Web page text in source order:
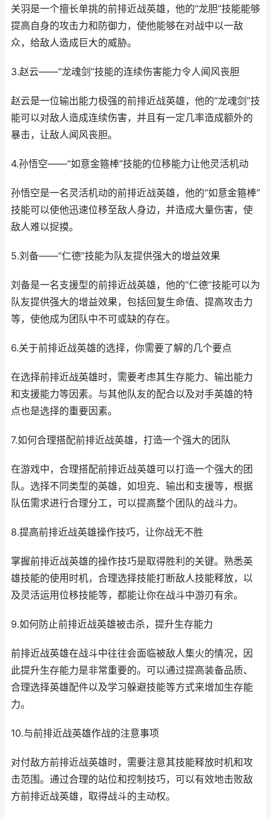
关羽是一个擅长单挑的前排近战英雄，他的“龙胆”技能能够
提高自身的攻击力和防御力，使他能够在对战中以一敌
众，给敌人造成巨大的威胁。
3.赵云——“龙魂剑”技能的连续伤害能力令人闻风丧胆
赵云是一位输出能力极强的前排近战英雄，他的“龙魂剑”技
能可以对敌人造成连续伤害，并且有一定几率造成额外的
暴击，让敌人闻风丧胆。
4.孙悟空——“如意金箍棒”技能的位移能力让他灵活机动
孙悟空是一名灵活机动的前排近战英雄，他的“如意金箍棒”
技能可以使他迅速位移至敌人身边，并造成大量伤害，使
敌人难以捉摸。
5.刘备——“仁德”技能为队友提供强大的增益效果
刘备是一名支援型的前排近战英雄，他的“仁德”技能可以为
队友提供强大的增益效果，包括回复生命值、提高攻击力
等，使他成为团队中不可或缺的存在。
6.关于前排近战英雄的选择，你需要了解的几个要点
在选择前排近战英雄时，需要考虑其生存能力、输出能力
和支援能力等因素。与其他队友的配合以及对手英雄的特
点也是选择的重要因素。
7.如何合理搭配前排近战英雄，打造一个强大的团队
在游戏中，合理搭配前排近战英雄可以打造一个强大的团
队。选择不同类型的英雄，如坦克、输出和支援等，根据
队伍需求进行合理分工，可以提高整个团队的战斗力。
8.提高前排近战英雄操作技巧，让你战无不胜
掌握前排近战英雄的操作技巧是取得胜利的关键。熟悉英
雄技能的使用时机，合理选择技能打断敌人技能释放，以
及灵活运用位移技能等，都能让你在战斗中游刃有余。
9.如何防止前排近战英雄被击杀，提升生存能力
前排近战英雄在战斗中往往会面临被敌人集火的情况，因
此提升生存能力是非常重要的。可以通过提高装备品质、
合理选择英雄配件以及学习躲避技能等方式来增加生存能
力。
10.与前排近战英雄作战的注意事项
对付敌方前排近战英雄时，需要注意其技能释放时机和攻
击范围。通过合理的站位和控制技巧，可以有效地击败敌
方前排近战英雄，取得战斗的主动权。